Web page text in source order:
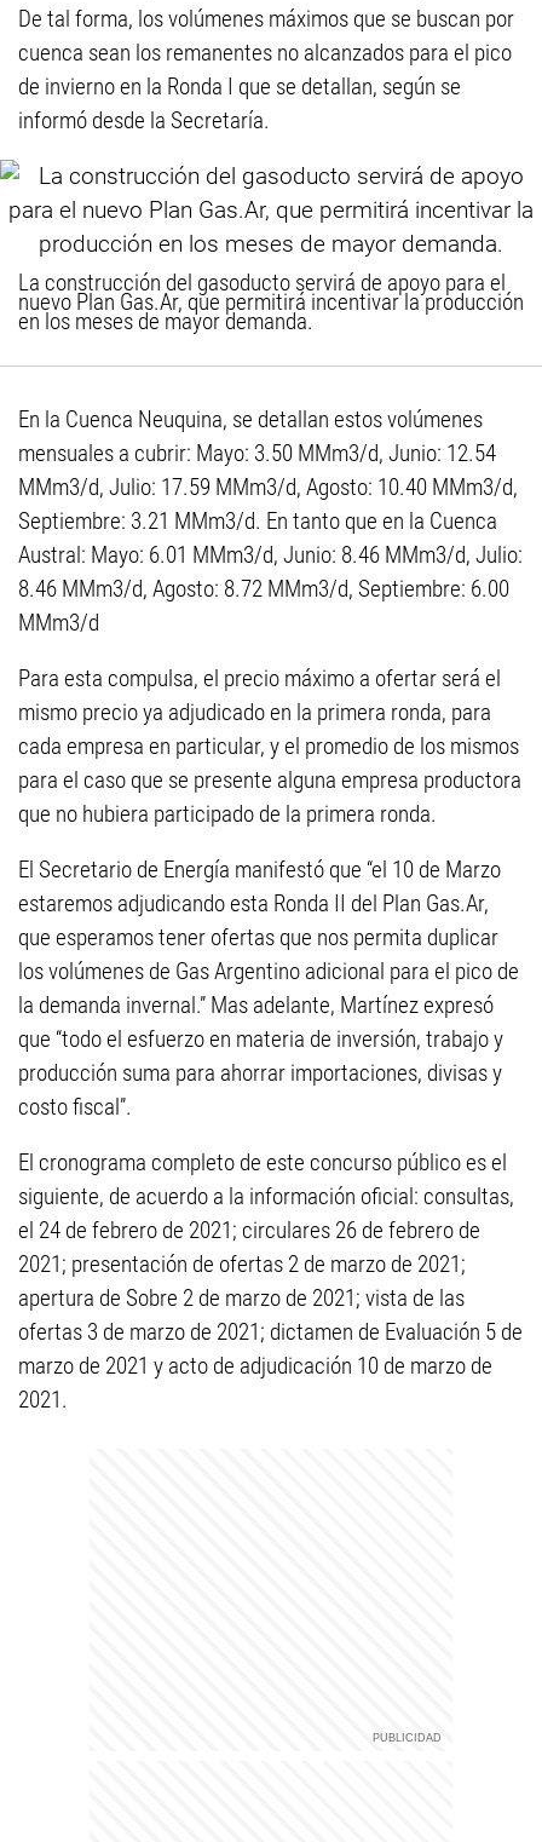
De tal forma, los volúmenes máximos que se buscan por
cuenca sean los remanentes no alcanzados para el pico
de invierno en la Ronda I que se detallan, según se
informó desde la Secretaría.
La construcción del gasoducto servirá de apoyo para el
nuevo Plan Gas.Ar, que permitirá incentivar la producción
en los meses de mayor demanda.
En la Cuenca Neuquina, se detallan estos volúmenes
mensuales a cubrir: Mayo: 3.50 MMm3/d, Junio: 12.54
MMm3/d, Julio: 17.59 MMm3/d, Agosto: 10.40 MMm3/d,
Septiembre: 3.21 MMm3/d. En tanto que en la Cuenca
Austral: Mayo: 6.01 MMm3/d, Junio: 8.46 MMm3/d, Julio:
8.46 MMm3/d, Agosto: 8.72 MMm3/d, Septiembre: 6.00
MMm3/d
Para esta compulsa, el precio máximo a ofertar será el
mismo precio ya adjudicado en la primera ronda, para
cada empresa en particular, y el promedio de los mismos
para el caso que se presente alguna empresa productora
que no hubiera participado de la primera ronda.
El Secretario de Energía manifestó que “el 10 de Marzo
estaremos adjudicando esta Ronda II del Plan Gas.Ar,
que esperamos tener ofertas que nos permita duplicar
los volúmenes de Gas Argentino adicional para el pico de
la demanda invernal.” Mas adelante, Martínez expresó
que “todo el esfuerzo en materia de inversión, trabajo y
producción suma para ahorrar importaciones, divisas y
costo fiscal”.
El cronograma completo de este concurso público es el
siguiente, de acuerdo a la información oficial: consultas,
el 24 de febrero de 2021; circulares 26 de febrero de
2021; presentación de ofertas 2 de marzo de 2021;
apertura de Sobre 2 de marzo de 2021; vista de las
ofertas 3 de marzo de 2021; dictamen de Evaluación 5 de
marzo de 2021 y acto de adjudicación 10 de marzo de
2021.